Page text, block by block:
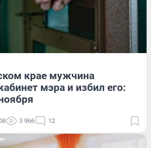
крае мужчина
мэра и избил его:
3 966 12